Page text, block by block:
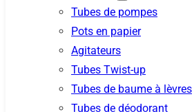
Tubes de pompes
Pots en papier
Agitateurs
Tubes Twist-up
Tubes de baume à lèvres
Tubes de déodorant